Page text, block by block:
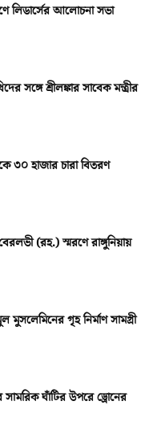
লিডার্সের আলোচনা সভা
সঙ্গে শ্রীলঙ্কার সাবেক মন্ত্রীর
৩০ হাজার চারা বিতরণ
(রহ.) স্মরণে রাঙ্গুনিয়ায়
মুসলেমিনের গৃহ নির্মাণ সামগ্রী
সামরিক ঘাঁটির উপরে ড্রোনের